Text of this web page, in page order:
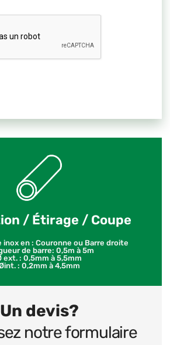
/ Étirage / Coupe
inox en : Couronne ou Barre droite
de barre: 0,5m à 5m
ext. : 0,5mm à 5,5mm
: 0,2mm à 4,5mm
Un devis?
notre formulaire